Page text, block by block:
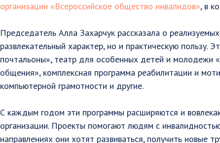
организации «Всероссийское общество инвалидов», в
Председатель Алла Захарчук рассказала о
развлекательный характер, но и практическую пользу.
почтальоны», театр для особенных детей и молодежи
общения», комплексная программа реабилитации и
компьютерной грамотности и другие.
С каждым годом эти программы расширяются и
организации. Проекты помогают людям с
направлениях они хотят развиваться, получить новые